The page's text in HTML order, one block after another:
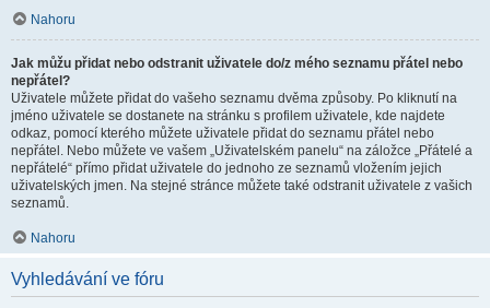
Nahoru
Jak můžu přidat nebo odstranit uživatele do/z mého seznamu přátel nebo
nepřátel?
Uživatele můžete přidat do vašeho seznamu dvěma způsoby. Po kliknutí na
jméno uživatele se dostanete na stránku s profilem uživatele, kde najdete
odkaz, pomocí kterého můžete uživatele přidat do seznamu přátel nebo
nepřátel. Nebo můžete ve vašem „Uživatelském panelu“ na záložce „Přátelé a
nepřátelé“ přímo přidat uživatele do jednoho ze seznamů vložením jejich
uživatelských jmen. Na stejné stránce můžete také odstranit uživatele z vašich
seznamů.
Nahoru
Vyhledávání ve fóru